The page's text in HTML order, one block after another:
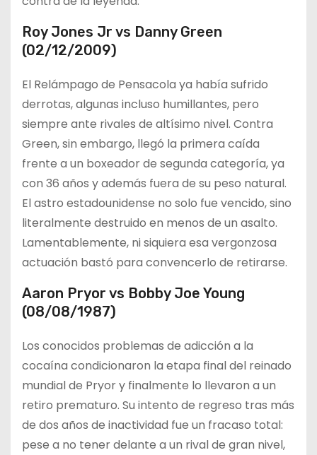
Roy Jones Jr vs Danny Green
(02/12/2009)
El Relámpago de Pensacola ya había sufrido
derrotas, algunas incluso humillantes, pero
siempre ante rivales de altísimo nivel. Contra
Green, sin embargo, llegó la primera caída
frente a un boxeador de segunda categoría, ya
con 36 años y además fuera de su peso natural.
El astro estadounidense no solo fue vencido, sino
literalmente destruido en menos de un asalto.
Lamentablemente, ni siquiera esa vergonzosa
actuación bastó para convencerlo de retirarse.
Aaron Pryor vs Bobby Joe Young
(08/08/1987)
Los conocidos problemas de adicción a la
cocaína condicionaron la etapa final del reinado
mundial de Pryor y finalmente lo llevaron a un
retiro prematuro. Su intento de regreso tras más
de dos años de inactividad fue un fracaso total:
pese a no tener delante a un rival de gran nivel,